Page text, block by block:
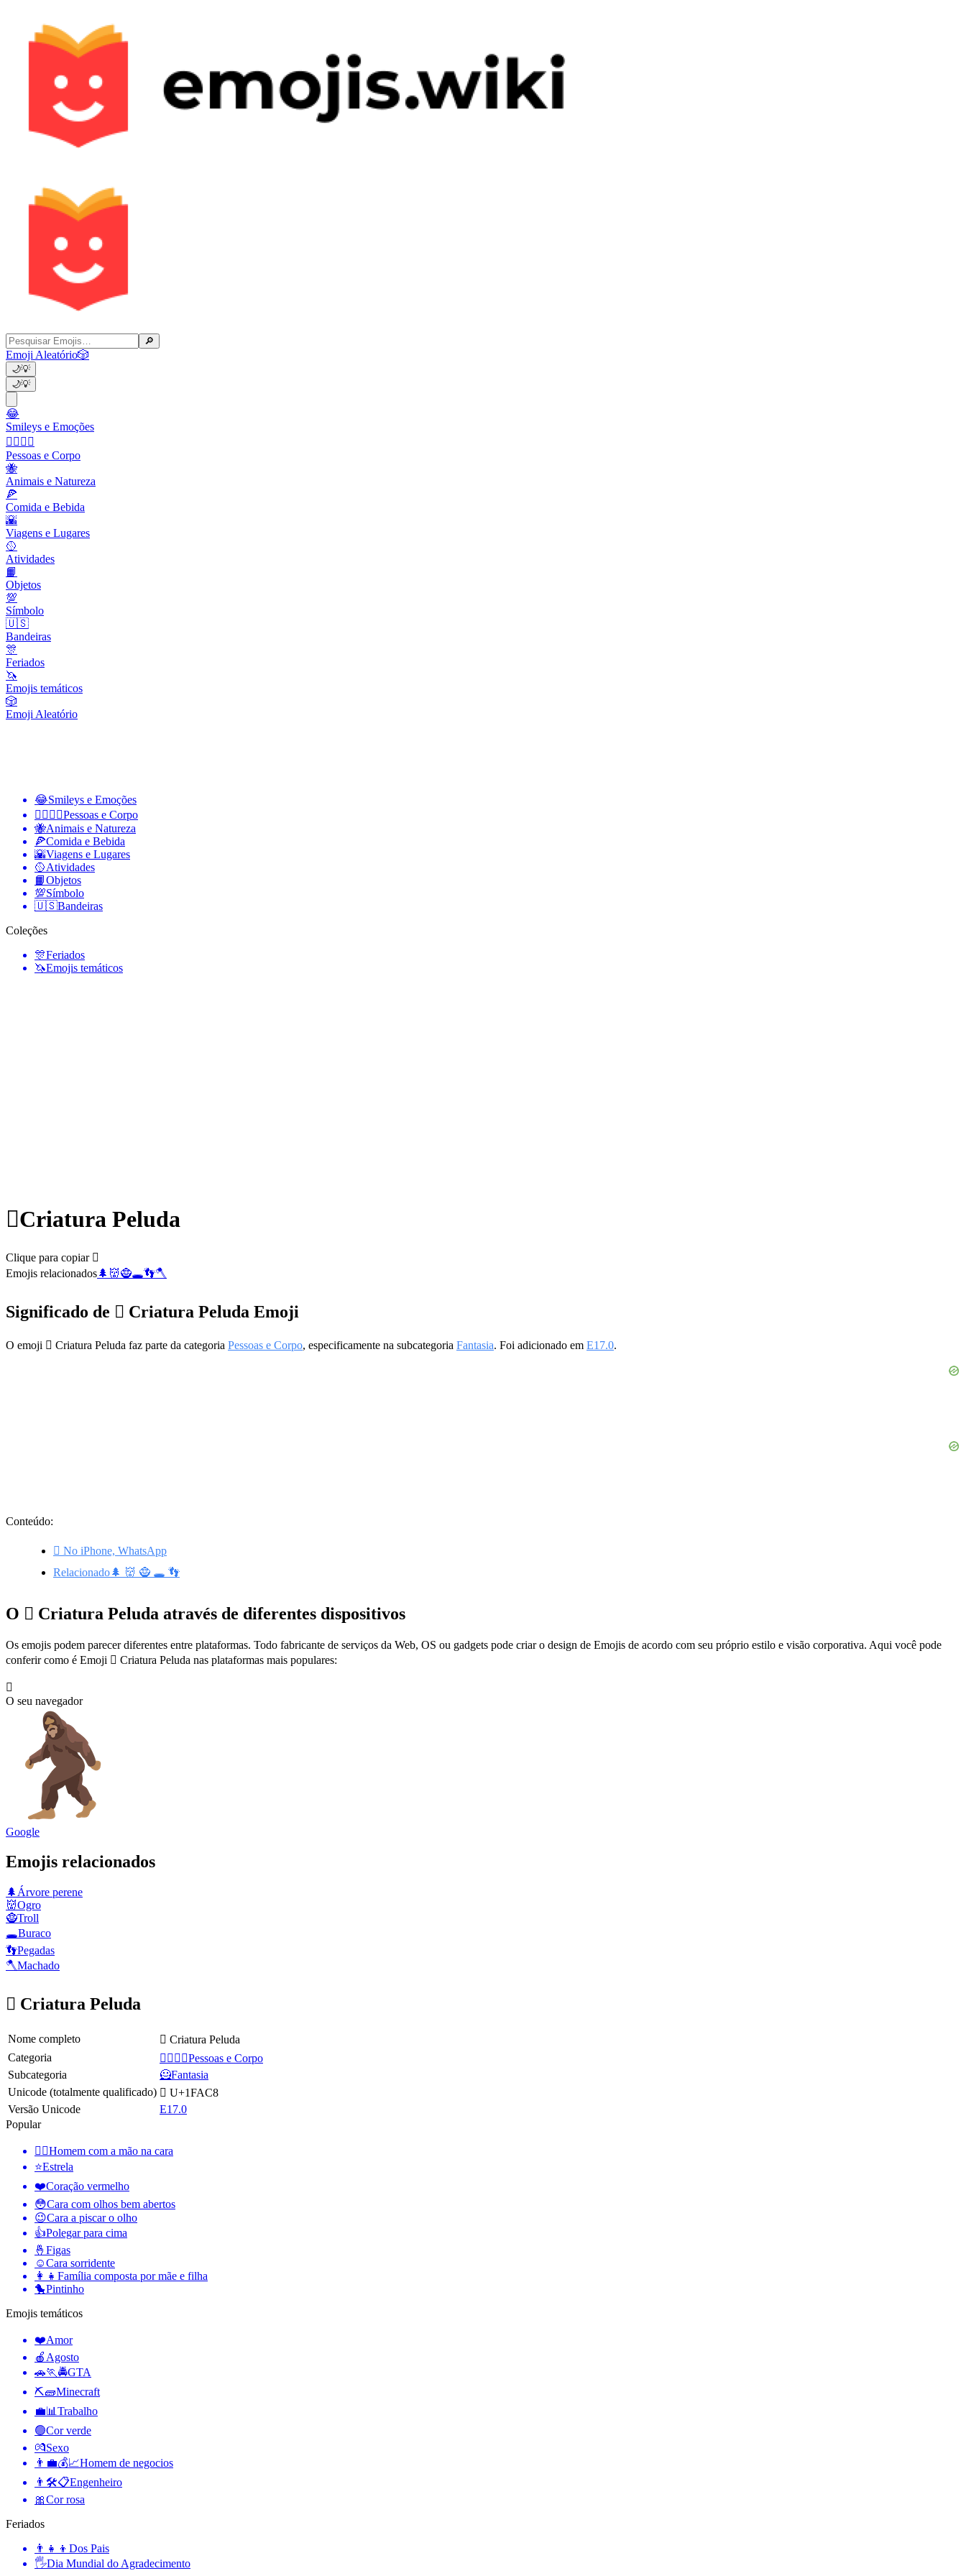
🔎
Emoji Aleatório🎲
🌙💡
🌙💡
😂
Smileys e Emoções
👩‍❤️‍💋‍👨
Pessoas e Corpo
🐝
Animais e Natureza
🍕
Comida e Bebida
🌇
Viagens e Lugares
🥎
Atividades
📙
Objetos
💯
Símbolo
🇺🇸
Bandeiras
🎊
Feriados
🦄
Emojis temáticos
🎲
Emoji Aleatório
😂Smileys e Emoções
👩‍❤️‍💋‍👨Pessoas e Corpo
🐝Animais e Natureza
🍕Comida e Bebida
🌇Viagens e Lugares
🥎Atividades
📙Objetos
💯Símbolo
🇺🇸Bandeiras
Coleções
🎊Feriados
🦄Emojis temáticos
🫈Criatura Peluda
Clique para copiar 🫈
Emojis relacionados🌲 👹🧌🕳️👣🪓
Significado de 🫈 Criatura Peluda Emoji
O emoji 🫈 Criatura Peluda faz parte da categoria Pessoas e Corpo, especificamente na subcategoria Fantasia. Foi adicionado em E17.0.
Conteúdo:
🫈 No iPhone, WhatsApp
Relacionado🌲 👹 🧌 🕳️ 👣
O 🫈 Criatura Peluda através de diferentes dispositivos
Os emojis podem parecer diferentes entre plataformas. Todo fabricante de serviços da Web, OS ou gadgets pode criar o design de Emojis de acordo com seu próprio estilo e visão corporativa. Aqui você pode
conferir como é Emoji 🫈 Criatura Peluda nas plataformas mais populares:
🫈
O seu navegador
Google
Emojis relacionados
🌲 Árvore perene
👹Ogro
🧌Troll
🕳️Buraco
👣Pegadas
🪓Machado
🫈 Criatura Peluda
Nome completo
🫈 Criatura Peluda
Categoria
👩‍❤️‍💋‍👨Pessoas e Corpo
Subcategoria
🦸Fantasia
Unicode (totalmente qualificado) 🫈 U+1FAC8
Versão Unicode
E17.0
Popular
🤦‍♂️Homem com a mão na cara
⭐Estrela
❤️Coração vermelho
😳Cara com olhos bem abertos
😉Cara a piscar o olho
👍Polegar para cima
🤞 Figas
☺️Cara sorridente
👩‍👧 Família composta por mãe e filha
🐤Pintinho
Emojis temáticos
❤️Amor
🍎 Agosto
🚗🏃🚔GTA
⛏🧱Minecraft
💼📊 Trabalho
🟢Cor verde
💏Sexo
👨‍💼💰📈Homem de negocios
👨🛠📋Engenheiro
🎀Cor rosa
Feriados
👨‍👧‍👦 Dos Pais
🖐Dia Mundial do Agradecimento